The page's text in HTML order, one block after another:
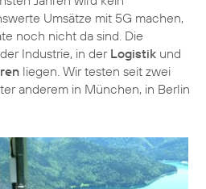
Umsätze mit 5G machen,
noch nicht da sind. Die
Industrie, in der Logistik und
liegen. Wir testen seit zwei
anderem in München, in Berlin